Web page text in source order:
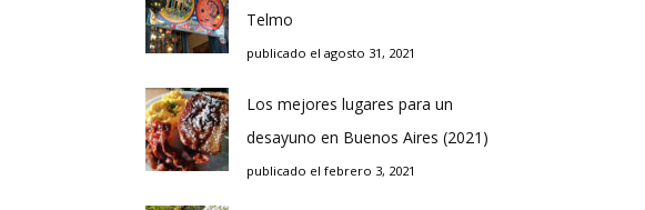
Telmo
publicado el agosto 31, 2021
Los mejores lugares para un
desayuno en Buenos Aires (2021)
publicado el febrero 3, 2021